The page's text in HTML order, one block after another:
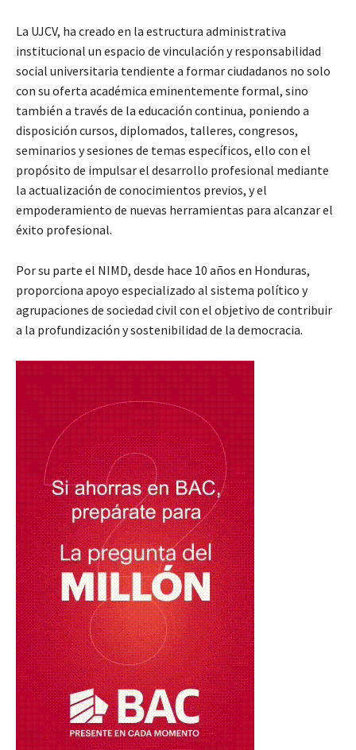
La UJCV, ha creado en la estructura administrativa
institucional un espacio de vinculación y responsabilidad
social universitaria tendiente a formar ciudadanos no solo
con su oferta académica eminentemente formal, sino
también a través de la educación continua, poniendo a
disposición cursos, diplomados, talleres, congresos,
seminarios y sesiones de temas específicos, ello con el
propósito de impulsar el desarrollo profesional mediante
la actualización de conocimientos previos, y el
empoderamiento de nuevas herramientas para alcanzar el
éxito profesional.
Por su parte el NIMD, desde hace 10 años en Honduras,
proporciona apoyo especializado al sistema político y
agrupaciones de sociedad civil con el objetivo de contribuir
a la profundización y sostenibilidad de la democracia.